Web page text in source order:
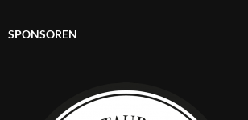
SPONSOREN